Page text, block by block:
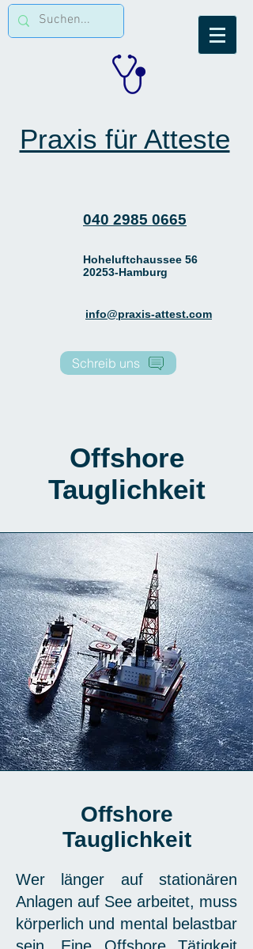
Praxis für Atteste
040 2985 0665
Hoheluftchaussee 56
20253-Hamburg
info@praxis-attest.com
Schreib uns
Offshore
Tauglichkeit
Offshore
Tauglichkeit
Wer länger auf stationären
Anlagen auf See arbeitet, muss
körperlich und mental belastbar